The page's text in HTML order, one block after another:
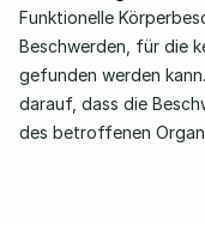
Funktionelle
Beschwerden, für die
gefunden werden
darauf, dass die
des betroffenen